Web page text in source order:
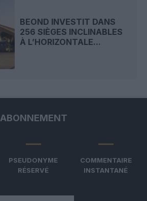
BEOND INVESTIT DANS
256 SIÈGES INCLINABLES
À L’HORIZONTALE...
ABONNEMENT
PSEUDONYME
RÉSERVÉ
COMMENTAIRE
INSTANTANÉ